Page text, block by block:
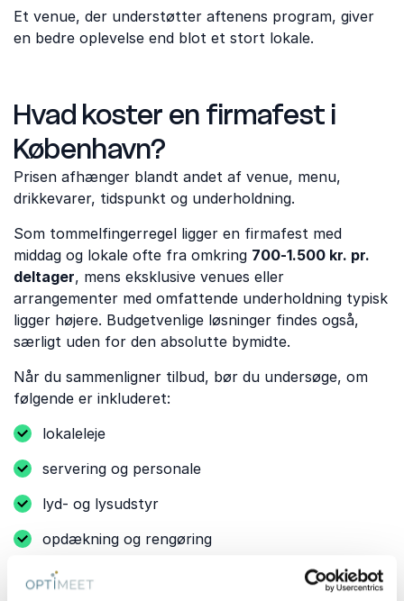
Et venue, der understøtter aftenens program, giver
en bedre oplevelse end blot et stort lokale.
Hvad koster en firmafest i
København?
Prisen afhænger blandt andet af venue, menu,
drikkevarer, tidspunkt og underholdning.
Som tommelfingerregel ligger en firmafest med
middag og lokale ofte fra omkring 700-1.500 kr. pr.
deltager, mens eksklusive venues eller
arrangementer med omfattende underholdning typisk
ligger højere. Budgetvenlige løsninger findes også,
særligt uden for den absolutte bymidte.
Når du sammenligner tilbud, bør du undersøge, om
følgende er inkluderet:
lokaleleje
servering og personale
lyd- og lysudstyr
opdækning og rengøring
barløsning og natmad